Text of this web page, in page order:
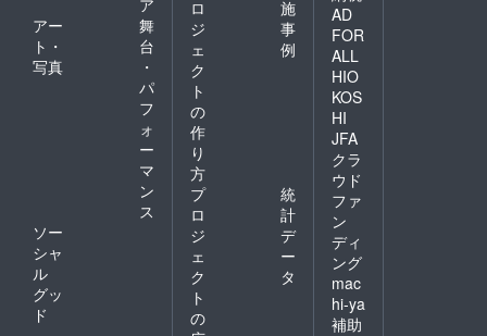
ア
アー
ト・
写真
舞
台
・
パ
フ
ォ
ー
マ
ン
ス
ソー
シャ
ル
グッ
ド
ロ
ジ
ェ
ク
ト
の
作
り
方
施
事
例
プ
ロ
ジ
ェ
ク
ト
の
統
計
デ
ー
タ
AD
FOR
ALL
HIO
KOS
HI
JFA
クラ
ウド
ファ
ン
ディ
ング
mac
hi-ya
補助